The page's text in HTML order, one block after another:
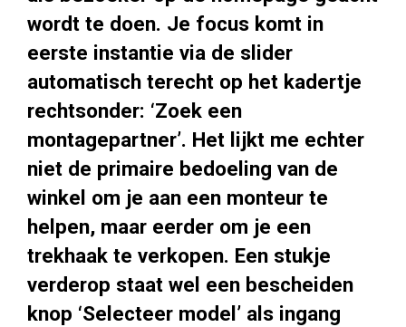
wordt te doen. Je focus komt in
eerste instantie via de slider
automatisch terecht op het kadertje
rechtsonder: ‘Zoek een
montagepartner’. Het lijkt me echter
niet de primaire bedoeling van de
winkel om je aan een monteur te
helpen, maar eerder om je een
trekhaak te verkopen. Een stukje
verderop staat wel een bescheiden
knop ‘Selecteer model’ als ingang